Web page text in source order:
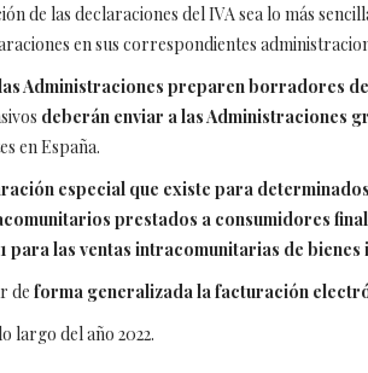
de las declaraciones del IVA sea lo más
en sus correspondientes
Administraciones preparen borradores
deberán enviar a las Administraciones
en España.
especial que existe para
prestados a consumidores
para las ventas intracomunitarias de
de forma generalizada la facturación
largo del año 2022.